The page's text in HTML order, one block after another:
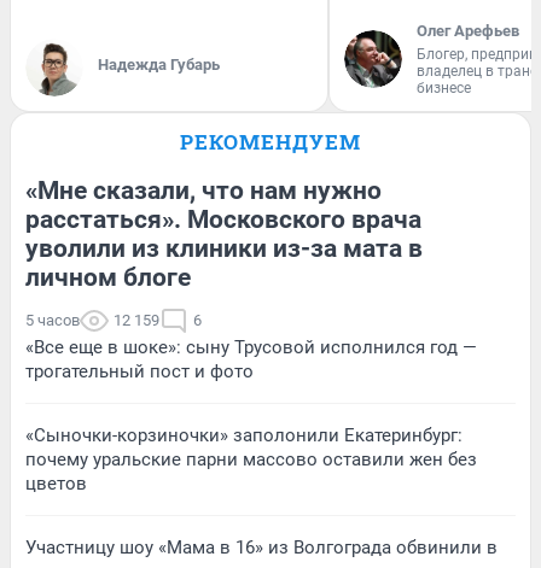
Надежда Губарь
Олег Арефьев
Блогер,
владелец в
бизнесе
РЕКОМЕНДУЕМ
«Мне сказали, что нам нужно
расстаться». Московского врача
уволили из клиники из-за мата в
личном блоге
5 часов 12 159 6
«Все еще в шоке»: сыну Трусовой исполнился год —
трогательный пост и фото
«Сыночки-корзиночки» заполонили Екатеринбург:
почему уральские парни массово оставили жен без
цветов
Участницу шоу «Мама в 16» из Волгограда обвинили в